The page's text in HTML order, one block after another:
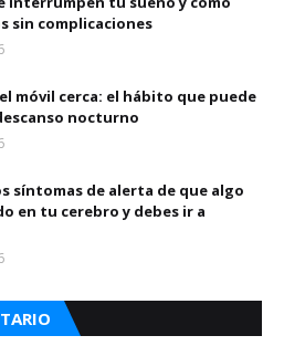
sin complicaciones
móvil cerca: el hábito que puede
nocturno
síntomas de alerta de que algo
en tu cerebro y debes ir a